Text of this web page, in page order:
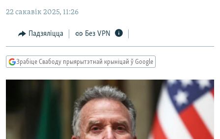
галоўнай
Перайсьці
да
пошуку
ВАЙНА
БЕЛАРУСЫ НА ВАЙНЕ
КНІГІ
АЎДЫЁКНІГІ
НА ХВАЛЯХ СВАБОДЫ
FACEBOOK
TWITTER
САЧЫЦЕ ЗА АБНАЎЛЕНЬНЯМІ
22 сакавік 2025, 11:26
Падзяліцца Без VPN
Зрабіце Свабоду прыярытэтнай крыніцай ў Google